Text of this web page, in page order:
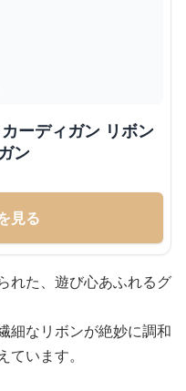
ーディガン リボン
ン
見る
れた、遊び心あふれるグ
細なリボンが絶妙に調和
います。